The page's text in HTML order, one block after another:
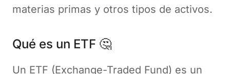
materias primas y otros tipos de activos.
Qué es un ETF 🤔
Un ETF (Exchange-Traded Fund) es un